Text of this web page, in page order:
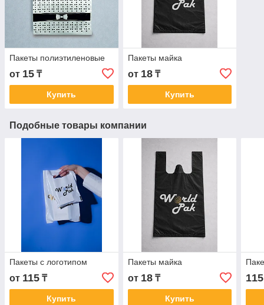
Пакеты полиэтиленовые
от 15 ₸
Купить
Пакеты майка
от 18₸
Купить
Подобные товары компании
Пакеты с логотипом
от 115 ₸
Купить
Пакеты майка
от 18₸
Купить
115